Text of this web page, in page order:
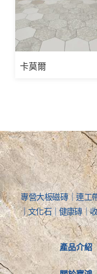
卡莫爾
專營大板磁磚｜連工
｜文化石｜健康磚｜
產品介紹